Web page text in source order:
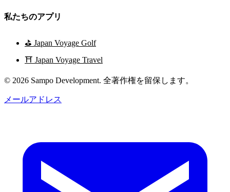
私たちのアプリ
⛳ Japan Voyage Golf
⛩️ Japan Voyage Travel
© 2026 Sampo Development. 全著作権を留保します。
メールアドレス